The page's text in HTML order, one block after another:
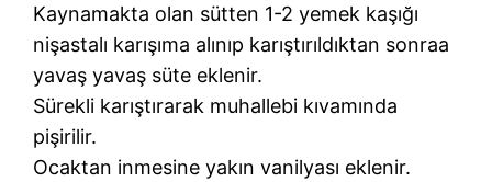
Kaynamakta olan sütten 1-2 yemek kaşığı
nişastalı karışıma alınıp karıştırıldıktan sonraa
yavaş yavaş süte eklenir.
Sürekli karıştırarak muhallebi kıvamında
pişirilir.
Ocaktan inmesine yakın vanilyası eklenir.